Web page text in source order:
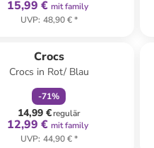
15,99 € mit family
UVP: 48,90 €*
Crocs
Crocs in Rot/ Blau
-71%
14,99 €regulär
12,99 € mit family
UVP: 44,90 €*